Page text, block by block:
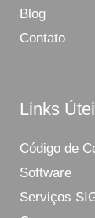
Blog
Contato
Links
Código de
Software
Serviços